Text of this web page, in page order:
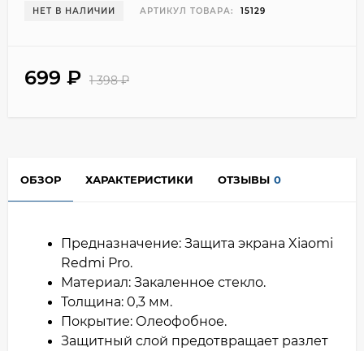
НЕТ В НАЛИЧИИ АРТИКУЛ ТОВАРА: 15129
699 ₽ 1 398₽
ОБЗОР ХАРАКТЕРИСТИКИ ОТЗЫВЫ 0
Предназначение: Защита экрана Xiaomi
Redmi Pro.
Материал: Закаленное стекло.
Толщина: 0,3 мм.
Покрытие: Олеофобное.
Защитный слой предотвращает разлет